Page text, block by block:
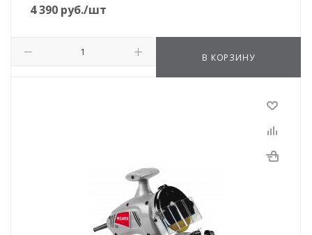
4 390 руб./шт
В КОРЗИНУ